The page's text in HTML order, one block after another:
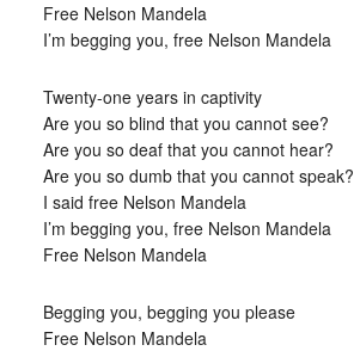
Free Nelson Mandela
I’m begging you, free Nelson Mandela
Twenty-one years in captivity
Are you so blind that you cannot see?
Are you so deaf that you cannot hear?
Are you so dumb that you cannot speak?
I said free Nelson Mandela
I’m begging you, free Nelson Mandela
Free Nelson Mandela
Begging you, begging you please
Free Nelson Mandela